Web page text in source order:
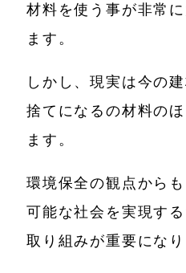
材料を使う事が非常
ます。
しかし、現実は今の
捨てになるの材料の
ます。
環境保全の観点から
可能な社会を実現す
取り組みが重要になり